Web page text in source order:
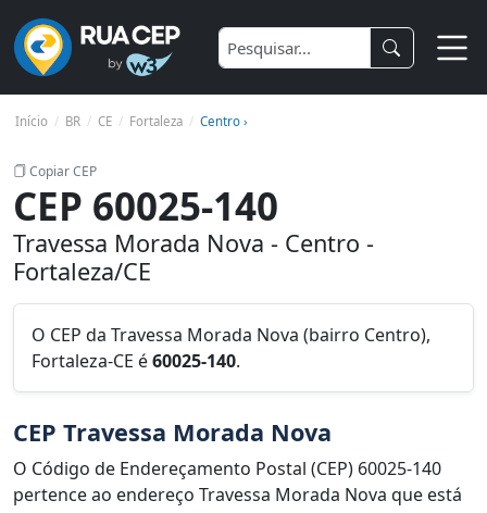
Início BR CE Fortaleza Centro ›
Copiar CEP
CEP 60025-140
Travessa Morada Nova - Centro -
Fortaleza/CE
O CEP da Travessa Morada Nova (bairro Centro),
Fortaleza-CE é60025-140.
CEP Travessa Morada Nova
O Código de Endereçamento Postal (CEP) 60025-140
pertence ao endereço Travessa Morada Nova que está